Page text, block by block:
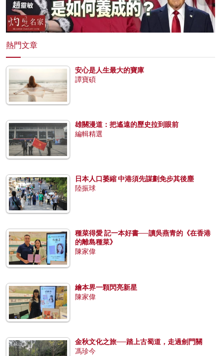
熱門文章
安心是人生最大的寶庫
譚寶碩
雄關漫道：把遙遠的歷史拉到眼前
編輯精選
日本人口萎縮 中港須先謀劃免步其後塵
陸振球
種菜得愛 記一本好書──讀吳燕青的《在香港
的離島種菜》
陳家偉
繪本界一顆閃亮新星
陳家偉
金秋文化之旅──踏上古蜀道，走過劍門關
馮珍今